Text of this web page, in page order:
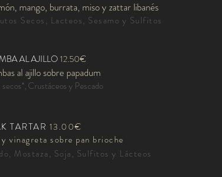
mango, burrata, miso y zattar libanés
Secos, Lacteos, Sesamo y Sulfitos
AL AJILLO12.50€
al ajillo sobre papadum
Crustáceos y Pescado
TARTAR 13.00€
vinagreta sobre pan brioche
Mostaza, Soja, Sulfitos y Lácteos